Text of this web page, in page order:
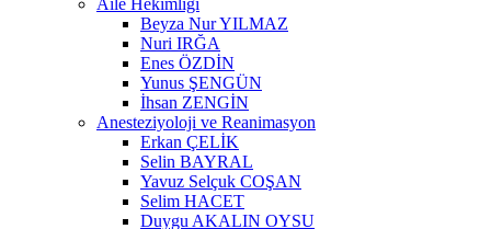
Beyza Nur YILMAZ
Nuri IRĞA
Enes ÖZDİN
Yunus ŞENGÜN
İhsan ZENGİN
Anesteziyoloji ve Reanimasyon
Erkan ÇELİK
Selin BAYRAL
Yavuz Selçuk COŞAN
Selim HACET
Duygu AKALIN OYSU